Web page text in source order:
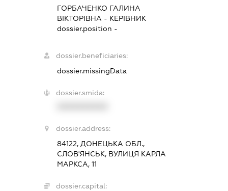
ГОРБАЧЕНКО ГАЛИНА
ВІКТОРІВНА - КЕРІВНИК
dossier.position -
dossier.beneficiaries:
dossier.missingData
dossier.smida:
dossier.address:
84122, ДОНЕЦЬКА ОБЛ.,
СЛОВ'ЯНСЬК, ВУЛИЦЯ КАРЛА
МАРКСА, 11
dossier.capital: